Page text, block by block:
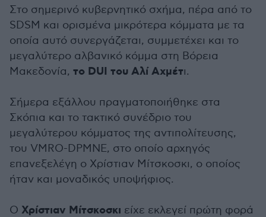
Στο σημερινό κυβερνητικό σχήμα, πέρα από το
SDSM και ορισμένα μικρότερα κόμματα με τα
οποία αυτό συνεργάζεται, συμμετέχει και το
μεγαλύτερο αλβανικό κόμμα στη Βόρεια
Μακεδονία, το DUI του Αλί Αχμέτι.
Σήμερα εξάλλου πραγματοποιήθηκε στα
Σκόπια και το τακτικό συνέδριο του
μεγαλύτερου κόμματος της αντιπολίτευσης,
του VMRO-DPMNE, στο οποίο αρχηγός
επανεξελέγη ο Χρίστιαν Μίτσκοσκι, ο οποίος
ήταν και μοναδικός υποψήφιος.
Ο Χρίστιαν Μίτσκοσκι είχε εκλεγεί πρώτη φορά